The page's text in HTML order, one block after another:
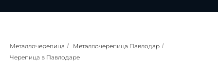
Металлочерепица / Металлочерепица Павлодар /
Черепица в Павлодаре